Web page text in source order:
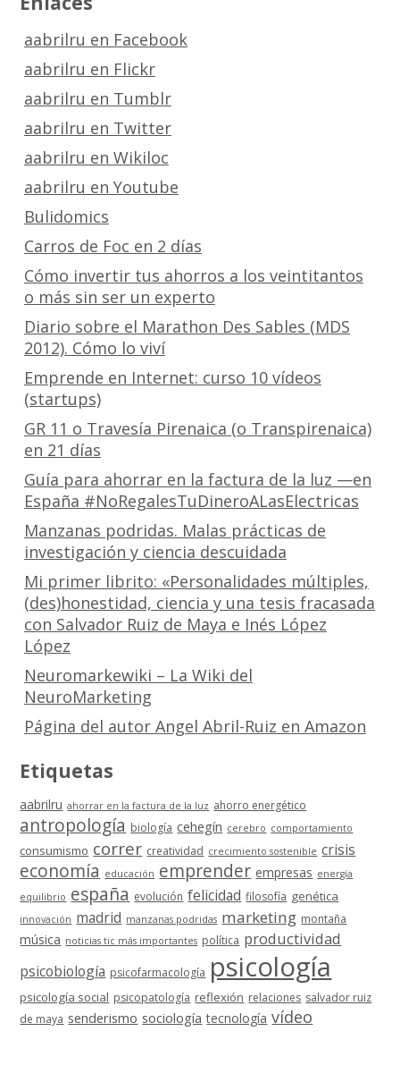
aabrilru en Facebook
aabrilru en Flickr
aabrilru en Tumblr
aabrilru en Twitter
aabrilru en Wikiloc
aabrilru en Youtube
Bulidomics
Carros de Foc en 2 días
Cómo invertir tus ahorros a los veintitantos
o más sin ser un experto
Diario sobre el Marathon Des Sables (MDS
2012). Cómo lo viví
Emprende en Internet: curso 10 vídeos
(startups)
GR 11 o Travesía Pirenaica (o Transpirenaica)
en 21 días
Guía para ahorrar en la factura de la luz —en
España #NoRegalesTuDineroALasElectricas
Manzanas podridas. Malas prácticas de
investigación y ciencia descuidada
Mi primer librito: «Personalidades múltiples,
(des)honestidad, ciencia y una tesis fracasada
con Salvador Ruiz de Maya e Inés López
López
Neuromarkewiki – La Wiki del
NeuroMarketing
Página del autor Angel Abril-Ruiz en Amazon
Etiquetas
aabrilru ahorrar en la factura de la luz ahorro energético
antropología biología cehegín cerebro comportamiento
consumismo correr creatividad crecimiento sostenible crisis
economía educación emprender empresas energía
equilibrio españa evolución felicidad filosofía genética
innovación madrid manzanas podridas marketing montaña
música noticias tic más importantes política productividad
psicobiología psicofarmacología psicología
psicología social psicopatología reflexión relaciones salvador ruiz
de maya senderismo sociología tecnología vídeo